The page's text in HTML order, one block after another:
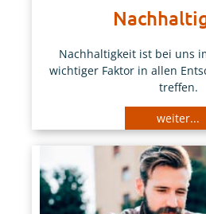
Nachhaltigkeit ist bei uns
wichtiger Faktor in allen
treffen.
weiter...